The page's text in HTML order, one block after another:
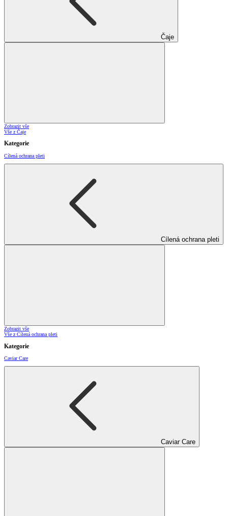
Čaje
Zobrazit vše
Vše z Čaje
Kategorie
Cílená ochrana pleti
Cílená ochrana pleti
Zobrazit vše
Vše z Cílená ochrana pleti
Kategorie
Caviar Care
Caviar Care